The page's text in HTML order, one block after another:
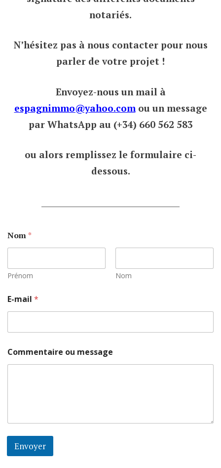
notariés.
N’hésitez pas à nous contacter pour nous
parler de votre projet !
Envoyez-nous un mail à
espagnimmo@yahoo.com ou un message
par WhatsApp au (+34) 660 562 583
ou alors remplissez le formulaire ci-
dessous.
Nom *
Prénom Nom
E-mail *
Commentaire ou message
Envoyer